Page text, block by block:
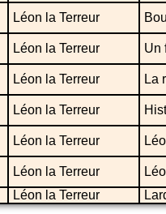
Léon la Terreur
Léon la Terreur Un
Léon la Terreur La
Léon la Terreur
Léon la Terreur
Léon la Terreur
Léon la Terreur